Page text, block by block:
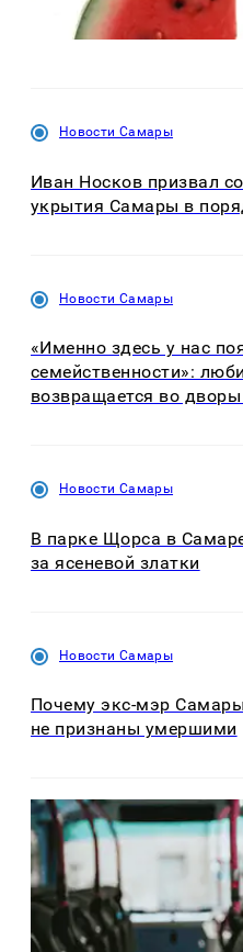
Новости Самары
Иван Носков призвал
укрытия Самары в
Новости Самары
«Именно здесь у нас
семейственности»:
возвращается во
Новости Самары
В парке Щорса в
за ясеневой златки
Новости Самары
Почему экс-мэр
не признаны умершими